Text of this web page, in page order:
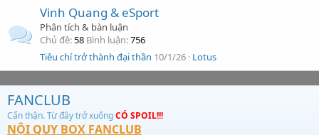
Vinh Quang & eSport
Phân tích & bàn luận
Chủ đề 58 Bình luận 756
Tiêu chí trở thành đại thần 10/1/26 Lotus
FANCLUB
Cẩn thận. Từ đây trở xuốngCÓ SPOIL!!!
NỘI QUY BOX FANCLUB